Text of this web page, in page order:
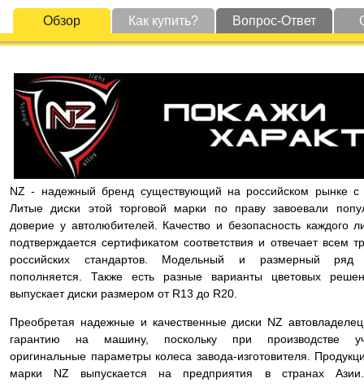
Обзор Как купить? Вопрос-Ответ
NZ - надежный бренд существующий на российском рынке с
Литые диски этой торговой марки по праву завоевали
доверие у автолюбителей. Качество и безопасность каждого
подтверждается сертификатом соответствия и отвечает всем
российских стандартов. Модельный и размерный ряд
пополняется. Также есть разные варианты цветовых
выпускает диски размером от R13 до R20.
Преобретая надежные и качественные диски NZ
гарантию на машину, поскольку при производстве
оригинальные параметры колеса завода-изготовителя.
марки NZ выпускается на предприятия в странах